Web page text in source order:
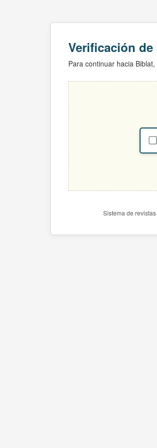
Verificación de
Para continuar hacia
Sistema de